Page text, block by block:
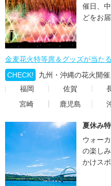
催日、
どをお届
金麦花火特等席＆グッズが当たる
CHECK!
九州・沖縄の花火開
福岡
佐賀
宮崎
鹿児島
夏休み
ウォー
の楽し
かけス